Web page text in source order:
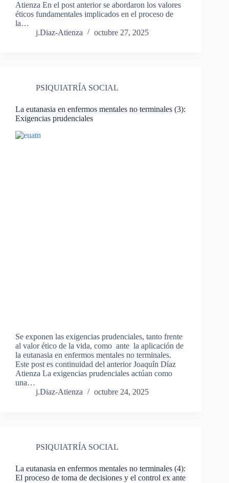
Atienza En el post anterior se abordaron los valores
éticos fundamentales implicados en el proceso de
la…
j.Diaz-Atienza
octubre 27, 2025
PSIQUIATRÍA SOCIAL
La eutanasia en enfermos mentales no terminales (3):
Exigencias prudenciales
Se exponen las exigencias prudenciales, tanto frente
al valor ético de la vida, como ante la aplicación de
la eutanasia en enfermos mentales no terminales.
Este post es continuidad del anterior Joaquín Díaz
Atienza La exigencias prudenciales actúan como
una…
j.Diaz-Atienza
octubre 24, 2025
PSIQUIATRÍA SOCIAL
La eutanasia en enfermos mentales no terminales (4):
El proceso de toma de decisiones y el control ex ante